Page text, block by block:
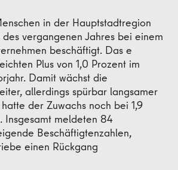
in der Hauptstadtregion
vergangenen Jahres bei einem
beschäftigt. Das e
Plus von 1,0 Prozent im
Damit wächst die
allerdings spürbar langsamer
der Zuwachs noch bei 1,9
Insgesamt meldeten 84
Beschäftigtenzahlen,
einen Rückgang